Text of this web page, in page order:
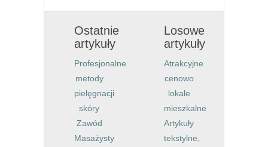
Ostatnie
artykuły
Profesjonalne
metody
pielęgnacji
skóry
Zawód
Masażysty
Losowe
artykuły
Atrakcyjne
cenowo
lokale
mieszkalne
Artykuły
tekstylne,